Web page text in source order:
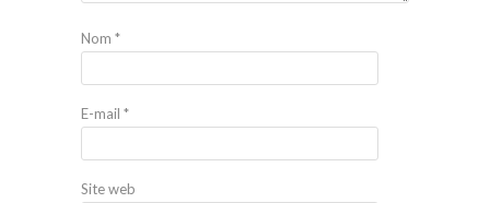
Nom *
E-mail *
Site web